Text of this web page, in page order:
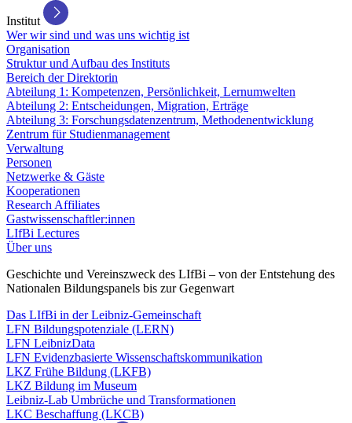
Institut
Wer wir sind und was uns wichtig ist
Organisation
Struktur und Aufbau des Instituts
Bereich der Direktorin
Abteilung 1: Kompetenzen, Persönlichkeit, Lernumwelten
Abteilung 2: Entscheidungen, Migration, Erträge
Abteilung 3: Forschungsdatenzentrum, Methodenentwicklung
Zentrum für Studienmanagement
Verwaltung
Personen
Netzwerke & Gäste
Kooperationen
Research Affiliates
Gastwissenschaftler:innen
LIfBi Lectures
Über uns
Geschichte und Vereinszweck des LIfBi – von der Entstehung des
Nationalen Bildungspanels bis zur Gegenwart
Das LIfBi in der Leibniz-Gemeinschaft
LFN Bildungspotenziale (LERN)
LFN LeibnizData
LFN Evidenzbasierte Wissenschaftskommunikation
LKZ Frühe Bildung (LKFB)
LKZ Bildung im Museum
Leibniz-Lab Umbrüche und Transformationen
LKC Beschaffung (LKCB)